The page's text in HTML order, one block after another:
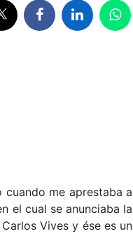
me aprestaba a
el cual se anunciaba la
Vives y ése es un